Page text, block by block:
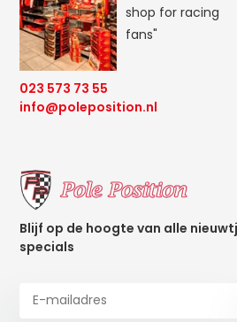
shop for racing
fans"
023 573 73 55
info@poleposition.nl
Blijf op de hoogte van alle
specials